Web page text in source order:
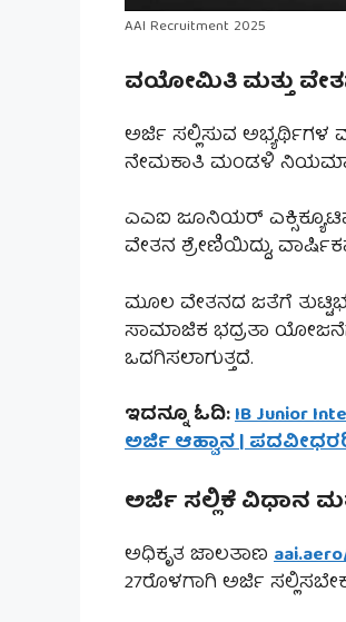
AAI Recruitment 2025
ವಯೋಮಿತಿ ಮತ್ತು
ಅರ್ಜಿ ಸಲ್ಲಿಸುವ ಅಭ್ಯರ್ಥಿಗಳ
ನೇಮಕಾತಿ ಮಂಡಳಿ
ಎಎಐ ಜೂನಿಯರ್
ವೇತನ ಶ್ರೇಣಿಯಿದ್ದು,
ಮೂಲ ವೇತನದ ಜತೆಗೆ
ಸಾಮಾಜಿಕ ಭದ್ರತಾ
ಒದಗಿಸಲಾಗುತ್ತದೆ.
ಇದನ್ನೂ ಓದಿ:IB Junior
ಅರ್ಜಿ ಆಹ್ವಾನ |
ಅರ್ಜಿ ಸಲ್ಲಿಕೆ ವಿಧಾನ
ಅಧಿಕೃತ ಜಾಲತಾಣ
27ರೊಳಗಾಗಿ ಅರ್ಜಿ